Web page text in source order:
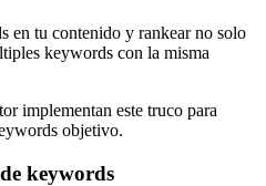
en tu contenido y rankear no solo
keywords con la misma
implementan este truco para
objetivo.
keywords